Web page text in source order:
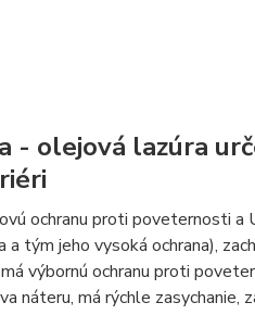
- olejová lazúra
ochranu proti poveternosti a
tým jeho vysoká ochrana),
výbornú ochranu proti
náteru, má rýchle zasychanie,